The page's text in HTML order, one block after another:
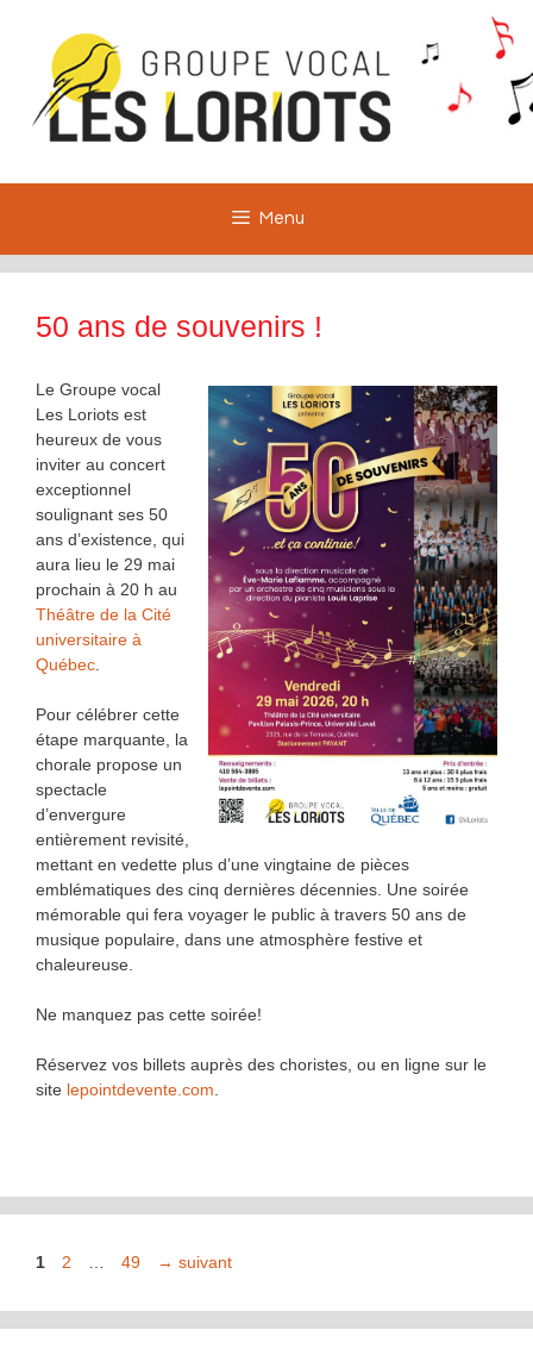
contenu
Menu
50 ans de souvenirs !
Le Groupe vocal
Les Loriots est
heureux de vous
inviter au concert
exceptionnel
soulignant ses 50
ans d’existence, qui
aura lieu le 29 mai
prochain à 20 h au
Théâtre de la Cité
universitaire à
Québec
Pour célébrer cette
étape marquante, la
chorale propose un
spectacle
d’envergure
entièrement revisité,
mettant en vedette plus d’une vingtaine de pièces
emblématiques des cinq dernières décennies. Une soirée
mémorable qui fera voyager le public à travers 50 ans de
musique populaire, dans une atmosphère festive et
chaleureuse.
Ne manquez pas cette soirée!
Réservez vos billets auprès des choristes, ou en ligne sur le
site lepointdevente.com
Page
1 Page
2 Page
49 → suivant